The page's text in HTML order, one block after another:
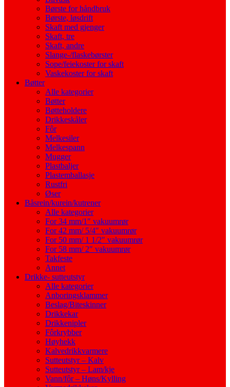
Børste for håndbruk
Børste, løsdrift
Skaft med gjenger
Skaft, tre
Skaft, andre
Slange-/flaskebørster
Sope/feiekoster for skaft
Vaskekoster for skaft
Bøtter
Alle kategorier
Bøtter
Bøtteholdere
Drikkeskåler
Fôr
Melkesiler
Melkespann
Mugger
Plastbaljer
Plastemballasje
Rustfri
Øser
Båsrein/kurein/kutrener
Alle kategorier
For 34 mm/1″ vakuumrør
For 42 mm/ 5/4″ vakuumrør
For 50 mm/ 1 1/2″ vakuumrør
For 58 mm/ 2″ vakuumrør
Takfeste
Annet
Drikke- sutteutstyr
Alle kategorier
Anboringsklammer
Beslag/Biteskinner
Drikkekar
Drikkenipler
Fôrkrybber
Høyhekk
Kalvedrikkvarmere
Sutteutstyr – Kalv
Sutteutstyr – Lam/kje
Vann/fôr – Høns/Kylling